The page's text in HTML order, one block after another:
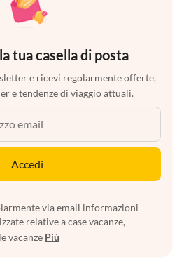
tua casella di posta
e ricevi regolarmente offerte,
e tendenze di viaggio attuali.
Accedi
via email informazioni
relative a case vacanze,
vacanze Più